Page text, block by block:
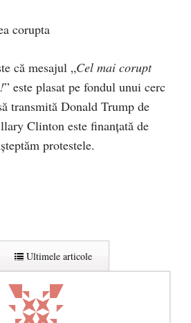
că mesajul „Cel mai corupt
” este plasat pe fondul unui cerc
transmită Donald Trump de
Clinton este finanțată de
protestele.
Ultimele articole